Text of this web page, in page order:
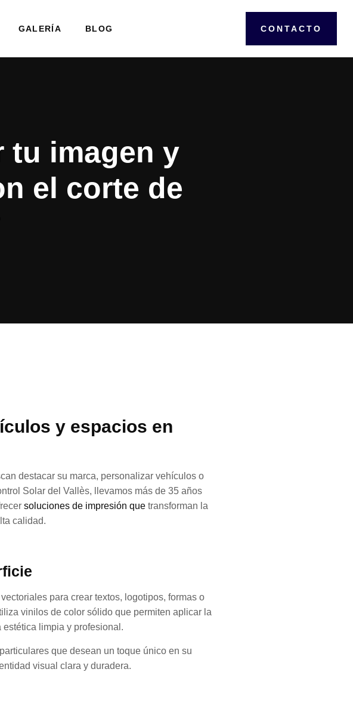
GALERÍA BLOG CONTACTO
tu imagen y
el corte de
y espacios en
destacar su marca, personalizar vehículos o
Solar del Vallès, llevamos más de 35 años
soluciones de impresión que transforman la
calidad.
para crear textos, logotipos, formas o
vinilos de color sólido que permiten aplicar la
limpia y profesional.
que desean un toque único en su
visual clara y duradera.